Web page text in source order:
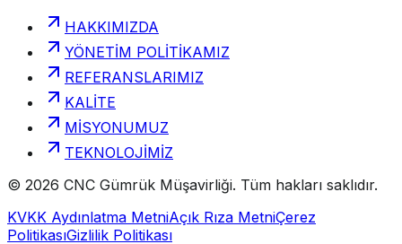
HAKKIMIZDA
YÖNETİM POLİTİKAMIZ
REFERANSLARIMIZ
KALİTE
MİSYONUMUZ
TEKNOLOJİMİZ
© 2026 CNC Gümrük Müşavirliği. Tüm hakları saklıdır.
KVKK Aydınlatma MetniAçık Rıza MetniÇerez
PolitikasıGizlilik Politikası